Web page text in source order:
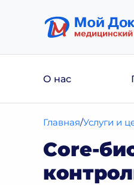
О нас
Главная Услуги и
Core-